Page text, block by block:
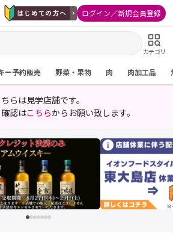
ログイン／新規会員登録
カテゴリ
ー予約販売 野菜・果物 肉 肉加工品
らは見学店舗です。
認はこちらからお願い致します。